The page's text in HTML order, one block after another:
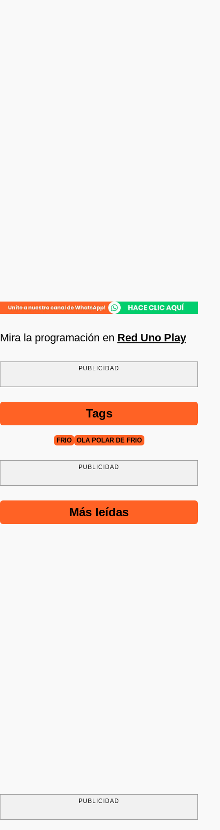
Mira la programación en Red Uno Play
PUBLICIDAD
Tags
FRIO OLA POLAR DE FRÍO
PUBLICIDAD
Más leídas
PUBLICIDAD